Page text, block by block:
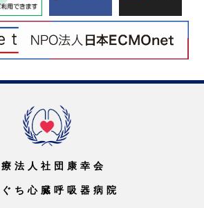
法人社団康幸会
ち心臓呼吸器病院